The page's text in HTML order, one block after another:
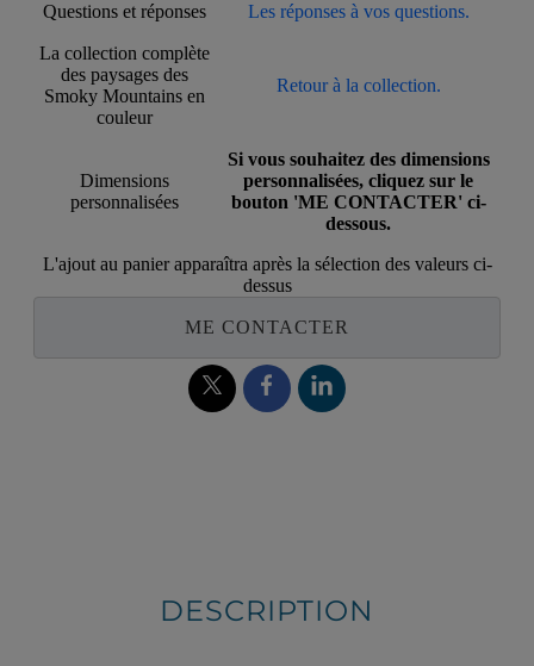
Questions et réponses Les réponses à vos questions.
La collection complète
des paysages des
Smoky Mountains en
couleur
Retour à la collection.
Dimensions
personnalisées
Si vous souhaitez des dimensions
personnalisées, cliquez sur le
bouton 'ME CONTACTER' ci-
dessous.
L'ajout au panier apparaîtra après la sélection des valeurs ci-
dessus
ME CONTACTER
DESCRIPTION